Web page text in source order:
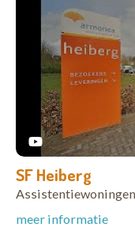
SF Heiberg
meer informatie